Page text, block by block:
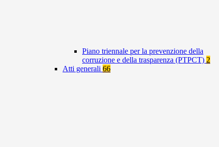
Piano triennale per la prevenzione della
corruzione e della trasparenza (PTPCT) 2
Atti generali 66